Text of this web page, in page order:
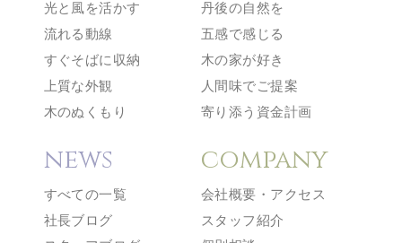
光と風を活かす
流れる動線
すぐそばに収納
上質な外観
木のぬくもり
丹後の自然を
五感で感じる
木の家が好き
人間味でご提案
寄り添う資金計画
news
すべての一覧
社長ブログ
company
会社概要・アクセス
スタッフ紹介